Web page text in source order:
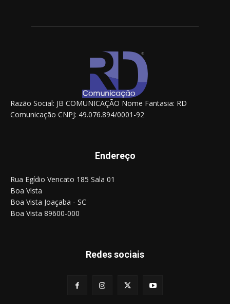
Razão Social: JB COMUNICAÇÃO Nome Fantasia: RD
Comunicação CNPJ: 49.076.894/0001-92
Endereço
Rua Egídio Vencato 185 Sala 01
Boa Vista
Boa Vista Joaçaba - SC
Boa Vista 89600-000
Redes sociais